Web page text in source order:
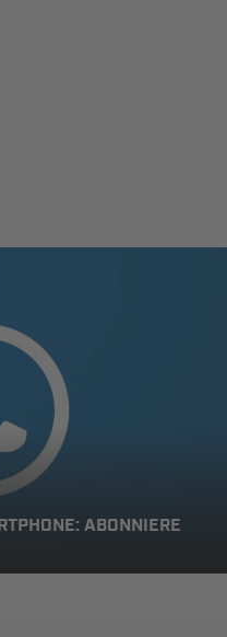
ABONNIERE